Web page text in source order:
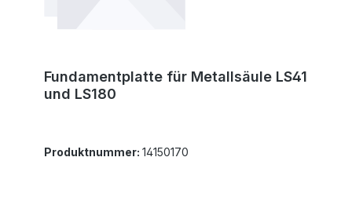
Fundamentplatte für Metallsäule LS41
und LS180
Produktnummer: 14150170